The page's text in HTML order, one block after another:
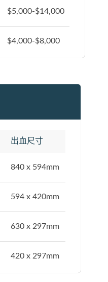
$5,000-$14,000
$4,000-$8,000
出血尺寸
840 x 594mm
594 x 420mm
630 x 297mm
420 x 297mm